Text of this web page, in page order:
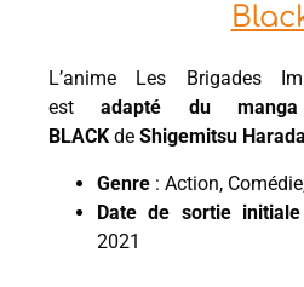
L’anime Les Brigades
estadapté du
BLACK de Shigemitsu Harada
Genre : Action,
Date de sortie
2021